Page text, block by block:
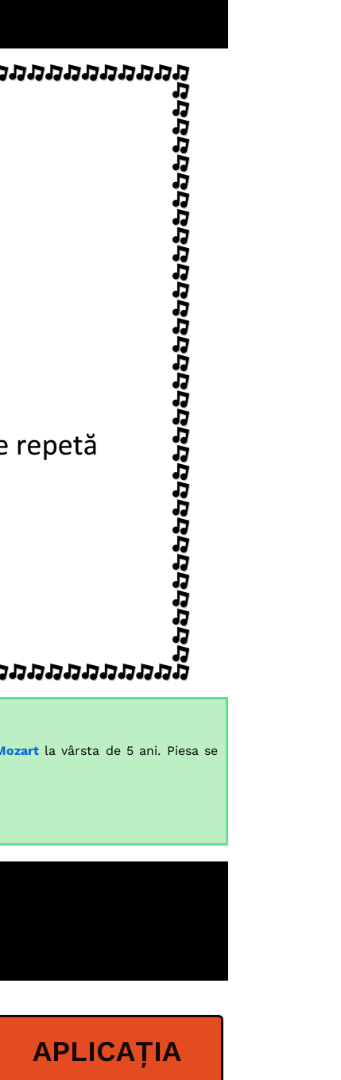
la vârsta de 5 ani. Piesa se
APLICAȚIA